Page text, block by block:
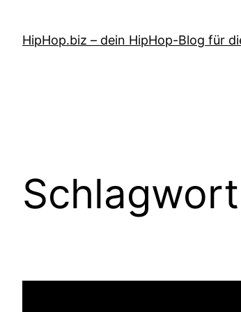
springen
HipHop.biz – dein HipHop-Blog für